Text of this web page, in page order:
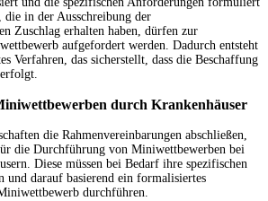
in der Ausschreibung der
Zuschlag erhalten haben, dürfen zur
aufgefordert werden. Dadurch entsteht
Verfahren, das sicherstellt, dass die Beschaffung
durch Krankenhäuser
die Rahmenvereinbarungen abschließen,
die Durchführung von Miniwettbewerben bei
Diese müssen bei Bedarf ihre spezifischen
und darauf basierend ein formalisiertes
durchführen.